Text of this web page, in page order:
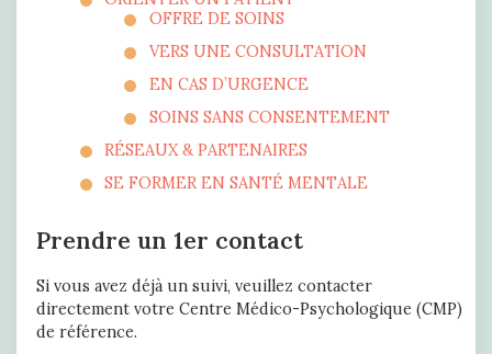
OFFRE DE SOINS
VERS UNE CONSULTATION
EN CAS D’URGENCE
SOINS SANS CONSENTEMENT
RÉSEAUX & PARTENAIRES
SE FORMER EN SANTÉ MENTALE
Prendre un 1er contact
Si vous avez déjà un suivi, veuillez contacter
directement votre Centre Médico-Psychologique (CMP)
de référence.